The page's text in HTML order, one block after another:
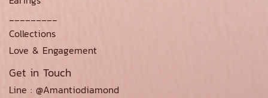
Collections
Love & Engagement
Get in Touch
Line : @Amantiodiamond